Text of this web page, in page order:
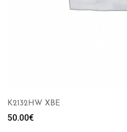
K2132HW XBE
50.00€